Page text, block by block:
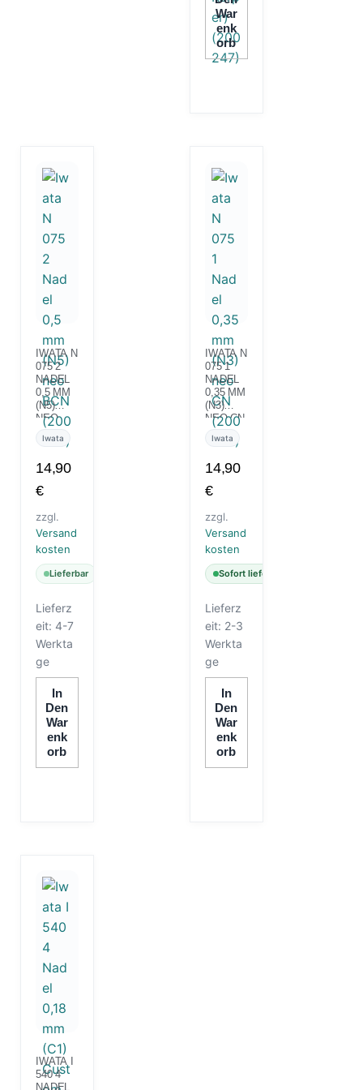
War
Enk
Orb
IWATA N
075 2
NADEL
0,5 MM
(N5)
NEO
BCN
(200753)
Iwata
14,90
€
zzgl.
Versand
kosten
Lieferbar
Lieferz
eit: 4-7
Werkta
ge
In
Den
War
Enk
Orb
IWATA N
075 1
NADEL
0,35 MM
(N3)
NEO CN
(200752)
Iwata
14,90
€
zzgl.
Versand
kosten
Sofort lieferbar
Lieferz
eit: 2-3
Werkta
ge
In
Den
War
Enk
Orb
IWATA I
540 4
NADEL